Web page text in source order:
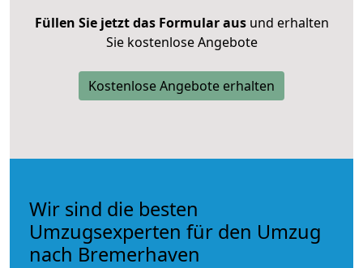
Füllen Sie jetzt das Formular ausund erhalten
Sie kostenlose Angebote
Kostenlose Angebote erhalten
Wir sind die besten
Umzugsexperten für den Umzug
nach Bremerhaven